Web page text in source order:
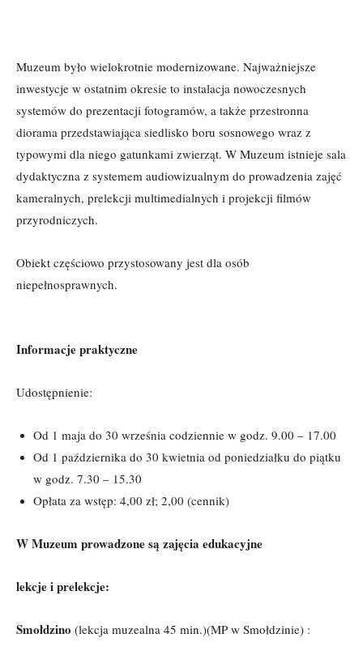
Muzeum było wielokrotnie modernizowane. Najważniejsze
inwestycje w ostatnim okresie to instalacja nowoczesnych
systemów do prezentacji fotogramów, a także przestronna
diorama przedstawiająca siedlisko boru sosnowego wraz z
typowymi dla niego gatunkami zwierząt. W Muzeum istnieje sala
dydaktyczna z systemem audiowizualnym do prowadzenia zajęć
kameralnych, prelekcji multimedialnych i projekcji filmów
przyrodniczych.
Obiekt częściowo przystosowany jest dla osób
niepełnosprawnych.
Informacje praktyczne
Udostępnienie:
Od 1 maja do 30 września codziennie w godz. 9.00 – 17.00
Od 1 października do 30 kwietnia od poniedziałku do piątku
w godz. 7.30 – 15.30
Opłata za wstęp: 4,00 zł; 2,00 (cennik)
W Muzeum prowadzone są zajęcia edukacyjne
lekcje i prelekcje:
Smołdzino (lekcja muzealna 45 min.)(MP w Smołdzinie) :